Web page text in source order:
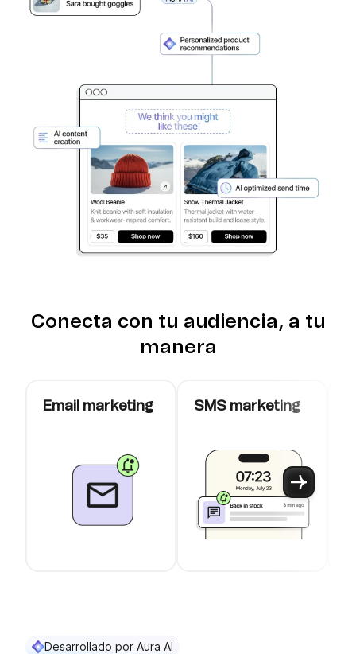
Conecta con tu audiencia, a tu
manera
Email marketing SMS marketing
Desarrollado por Aura AI